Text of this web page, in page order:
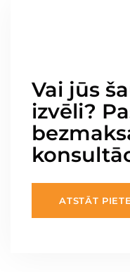
Vai jūs
izvēli?
ATSTĀT